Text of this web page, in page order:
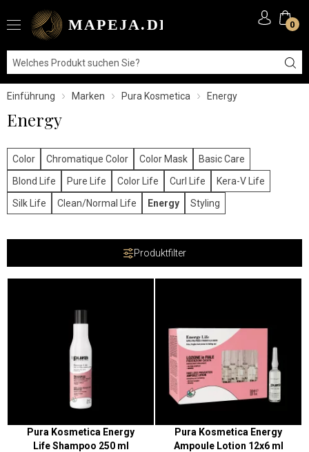
0
Einführung Marken Pura Kosmetica Energy
Energy
Color Chromatique Color Color Mask
Basic Care
Blond Life
Pure Life Color Life Curl Life
Kera-V Life
Silk Life
Clean/Normal Life Energy Styling
Produktfilter
Pura Kosmetica Energy
Life Shampoo 250 ml
Pura Kosmetica Energy
Ampoule Lotion 12x6 ml